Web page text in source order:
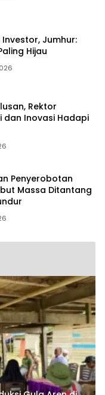
Jumhur:
Hijau
Rektor
dan Inovasi Hadapi
Penyerobotan
Massa Ditantang